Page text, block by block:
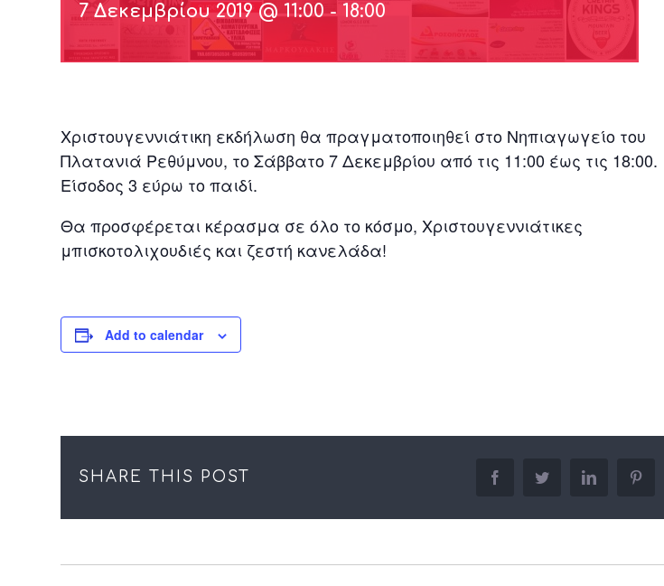
7 Δεκεμβρίου 2019 @ 11:00- 18:00
Χριστουγεννιάτικη εκδήλωση θα πραγματοποιηθεί στο Νηπιαγωγείο του
Πλατανιά Ρεθύμνου, το Σάββατο 7 Δεκεμβρίου από τις 11:00 έως τις 18:00.
Είσοδος 3 εύρω το παιδί.
Θα προσφέρεται κέρασμα σε όλο το κόσμο, Χριστουγεννιάτικες
μπισκοτολιχουδιές και ζεστή κανελάδα!
Add to calendar
SHARE THIS POST facebooktwitter linkedin